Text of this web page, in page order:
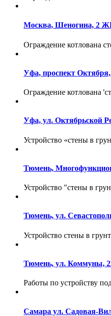
Москва, Шеногина, 2
Ограждение котлована
Уфа, проспект Октября,
Ограждение котлована
Уфа, ул. Октябрьской
Устройство «стены в
Тюмень,
Устройство "стены в
Тюмень, ул.
Устройство стены в
Тюмень, ул. Коммуны,
Работы по устройству
Самара ул. Садовая-